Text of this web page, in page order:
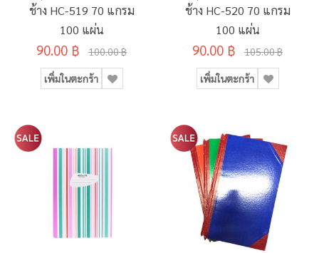
ช้าง HC-519 70 แกรม
100 แผ่น
90.00 ฿ 100.00 ฿
เพิ่มในตะกร้า
ช้าง HC-520 70 แกรม
100 แผ่น
90.00 ฿ 105.00 ฿
เพิ่มในตะกร้า